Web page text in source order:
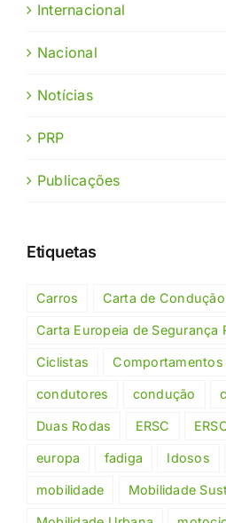
Internacional
Nacional
Notícias
PRP
Publicações
Etiquetas
Carros Carta de Condução
Carta Europeia de Segurança
Ciclistas Comportamentos
condutores condução
Duas Rodas ERSC
europa fadiga Idosos
mobilidade Mobilidade